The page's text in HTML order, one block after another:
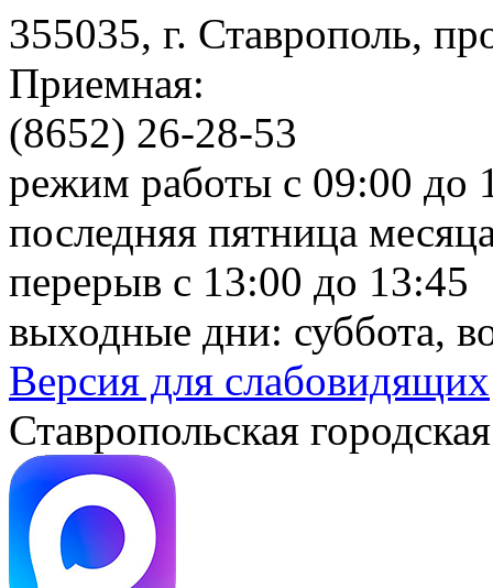
355035, г. Ставрополь,
Приемная:
(8652) 26-28-53
режим работы с 09:00 до
последняя пятница
перерыв с 13:00 до 13:45
выходные дни: суббота,
Версия для слабовидящих
Ставропольская